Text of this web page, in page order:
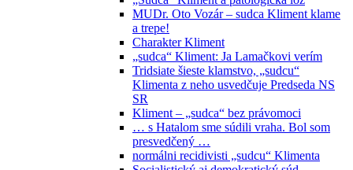
MUDr. Oto Vozár – sudca Kliment klame
a trepe!
Charakter Kliment
„sudca“ Kliment: Ja Lamačkovi verím
Tridsiate šieste klamstvo, „sudcu“
Klimenta z neho usvedčuje Predseda NS
SR
Kliment – „sudca“ bez právomoci
… s Hatalom sme súdili vraha. Bol som
presvedčený …
normálni recidivisti „sudcu“ Klimenta